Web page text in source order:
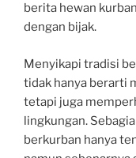
berita hewan
dengan bijak.
Menyikapi tradisi
tidak hanya berarti
tetapi juga
lingkungan.
berkurban hanya